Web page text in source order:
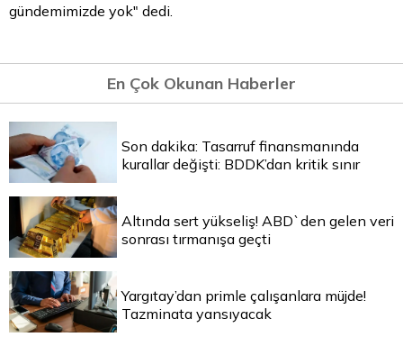
gündemimizde yok" dedi.
En Çok Okunan Haberler
Son dakika: Tasarruf finansmanında
kurallar değişti: BDDK’dan kritik sınır
Altında sert yükseliş! ABD`den gelen veri
sonrası tırmanışa geçti
Yargıtay’dan primle çalışanlara müjde!
Tazminata yansıyacak